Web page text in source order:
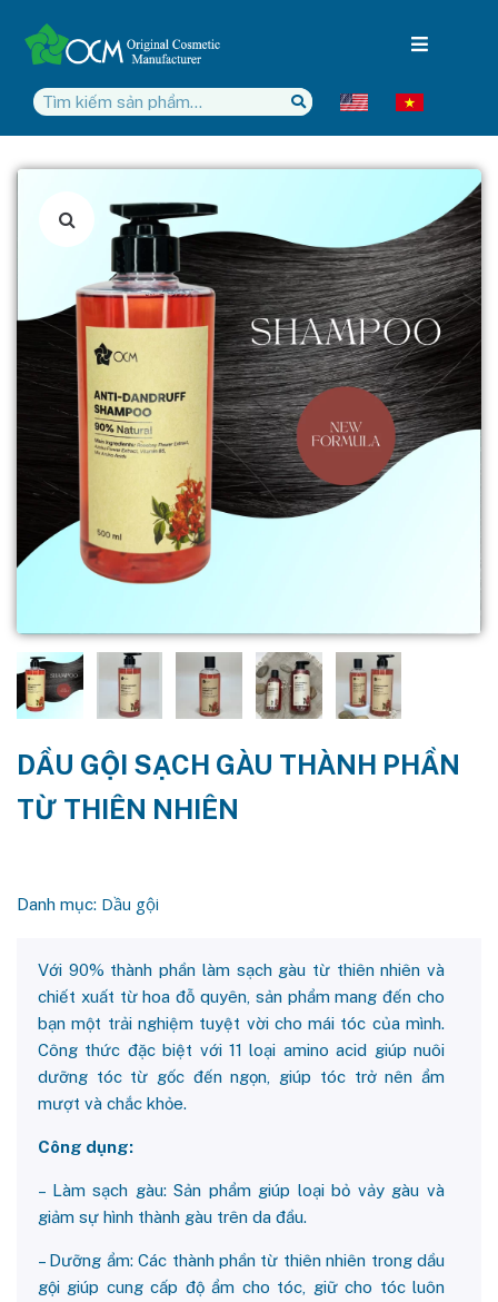
DẦU GỘI SẠCH GÀU THÀNH PHẦN
TỪ THIÊN NHIÊN
Danh mục: Dầu gội
Với 90% thành phần làm sạch gàu từ thiên nhiên và
chiết xuất từ hoa đỗ quyên, sản phẩm mang đến cho
bạn một trải nghiệm tuyệt vời cho mái tóc của mình.
Công thức đặc biệt với 11 loại amino acid giúp nuôi
dưỡng tóc từ gốc đến ngọn, giúp tóc trở nên ẩm
mượt và chắc khỏe.
Công dụng:
– Làm sạch gàu: Sản phẩm giúp loại bỏ vảy gàu và
giảm sự hình thành gàu trên da đầu.
– Dưỡng ẩm: Các thành phần từ thiên nhiên trong dầu
gội giúp cung cấp độ ẩm cho tóc, giữ cho tóc luôn